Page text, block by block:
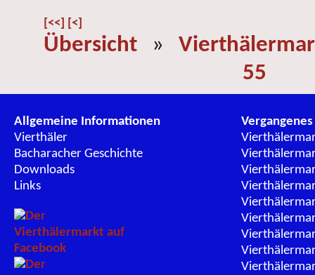
[<<] [<]
Übersicht »
55
Allgemeine Informationen
Vierthäler
Bacharacher Geschichte
Downloads
Links
Vergangenes